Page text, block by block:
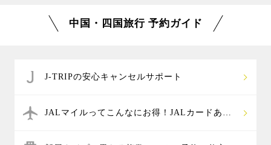
効率よく観光するには、朝一便で出発、帰りは最終便
の飛行機を予約して、現地での滞在時間を長くするこ
が便利でおすすめです。
り捨て」が可能です。（乗り捨て料金が別途必要）
ん。
クやSUPでのんびり水上散歩を楽しむのがおすすめで
気です。
中国・四国旅行 予約ガイド
J-TRIPの安心キャンセルサポート
JALマイルってこんなにお得！JALカードあれ